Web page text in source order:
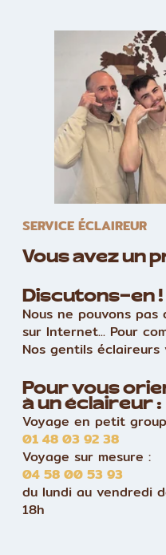
SERVICE ÉCLAIREUR
Vous avez un
Discutons-en !
Nous ne pouvons
sur Internet... Pour
Nos gentils
Pour vous
à un éclaireur :
Voyage en petit
01 48 03 92 38
Voyage sur mesure :
04 58 00 53 93
du lundi au vendredi
18h